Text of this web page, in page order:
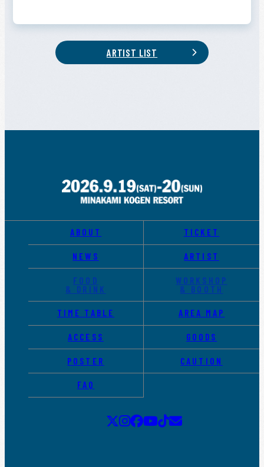
ARTIST LIST
ABOUT TICKET
NEWS ARTIST
FOOD
& DRINK
WORKSHOP
& BOOTH
TIME TABLE AREA MAP
ACCESS GOODS
POSTER CAUTION
FAQ